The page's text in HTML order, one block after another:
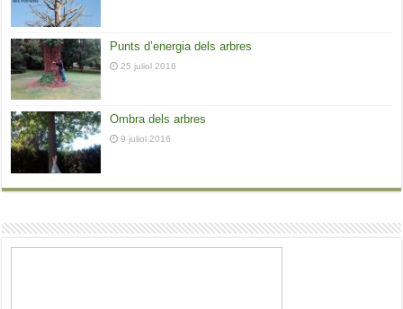
Punts d’energia dels arbres
25 juliol 2016
Ombra dels arbres
9 juliol 2016